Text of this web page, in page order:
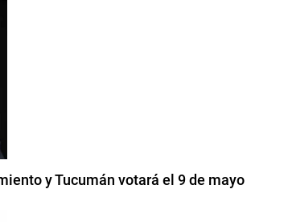
y Tucumán votará el 9 de mayo